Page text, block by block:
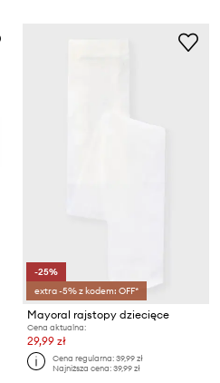
-25%
extra -5% z kodem: OFF*
Mayoral rajstopy dziecięce
Cena aktualna:
29,99 zł
Cena regularna:39,99 zł
Najniższa cena:39,99 zł